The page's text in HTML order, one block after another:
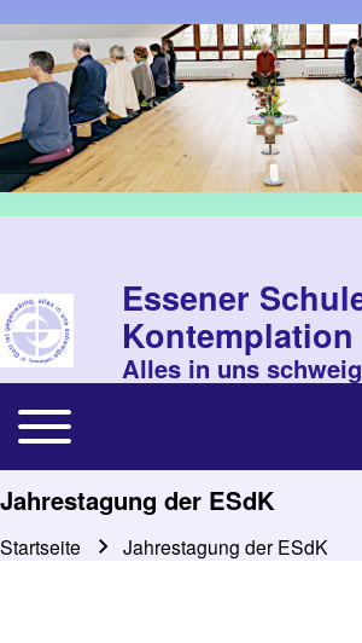
Zur Hauptnavigation springen
Search
Essener
Kontemplation
Alles in uns
Main navigation
Toggle main menu
Jahrestagung der ESdK
Startseite Jahrestagung der ESdK